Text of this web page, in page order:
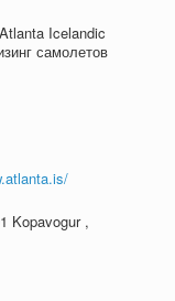
Icelandic
самолетов
Kopavogur ,